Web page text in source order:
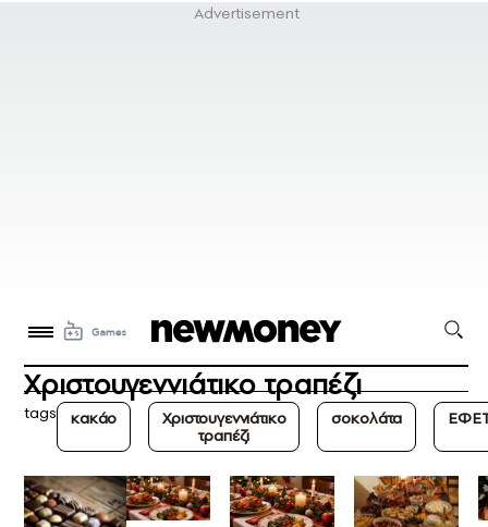
Χριστουγεννιάτικο τραπέζι
tags κακάο
Χριστουγεννιάτικο
τραπέζι
σοκολάτα